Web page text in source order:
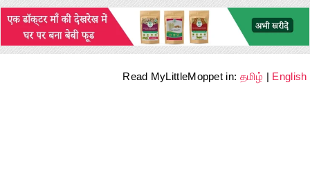
Read MyLittleMoppet in: தமிழ் | English